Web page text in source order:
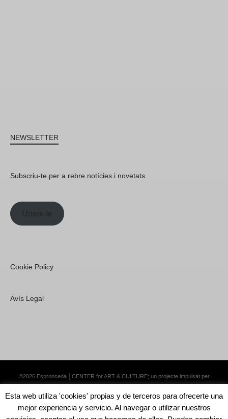
NEWSLETTER
Subscriu-te per a rebre notícies i novetats.
Uneix-te
Cookie Policy
Avís Legal
©2026 Espronceda │CENTER for ART & CULTURE; un projecte impulsat per
Esta web utiliza 'cookies' propias y de terceros para ofrecerte una
mejor experiencia y servicio. Al navegar o utilizar nuestros